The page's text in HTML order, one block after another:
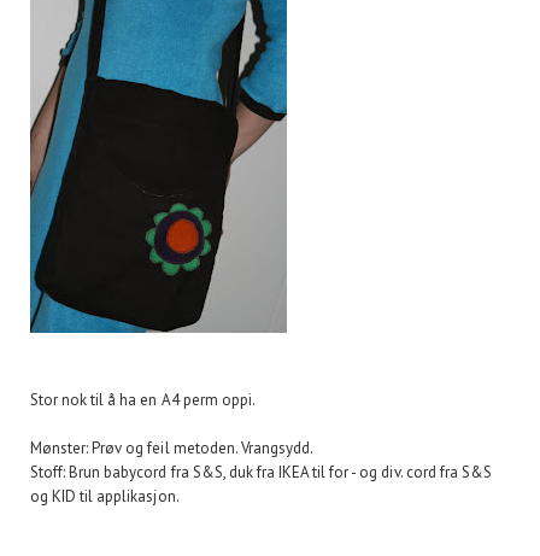
Stor nok til å ha en A4 perm oppi.
Mønster: Prøv og feil metoden. Vrangsydd.
Stoff: Brun babycord fra S&S, duk fra IKEA til for - og div. cord fra S&S
og KID til applikasjon.